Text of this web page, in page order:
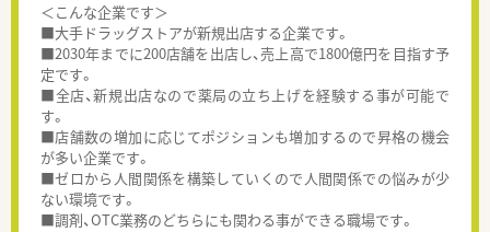
＜こんな企業です＞
■大手ドラッグストアが新規出店する企業です。
■2030年までに200店舗を出店し、売上高で1800億円を目指す予
定です。
■全店、新規出店なので薬局の立ち上げを経験する事が可能で
す。
■店舗数の増加に応じてポジションも増加するので昇格の機会
が多い企業です。
■ゼロから人間関係を構築していくので人間関係での悩みが少
ない環境です。
■調剤、OTC業務のどちらにも関わる事ができる職場です。